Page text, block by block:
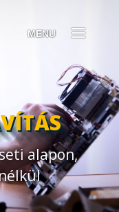
alapon,